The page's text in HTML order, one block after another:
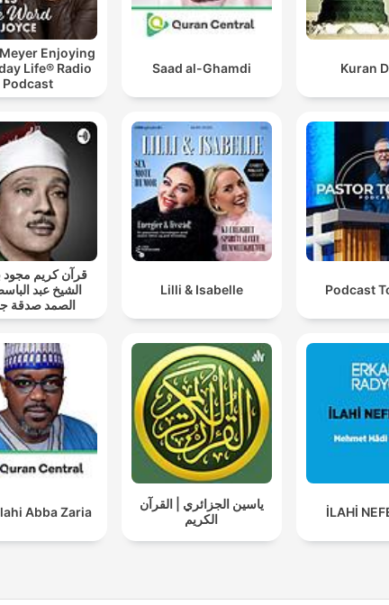
Enjoying
Life® Radio
Podcast
Saad al-Ghamdi Kuran
قرآن كريم
الشيخ عبد
الصمد صدقة
Lilli & Isabelle Podcast
Abba Zaria
ياسين الجزائري | القرآن
الكريم
İLAHİ